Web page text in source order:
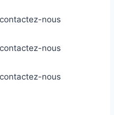
nous
nous
nous